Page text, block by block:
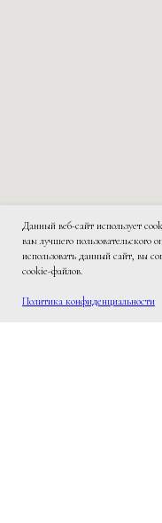
Данный веб-сайт использует
вам лучшего
использовать данный сайт, вы
cookie-файлов.
Политика конфиденциальности